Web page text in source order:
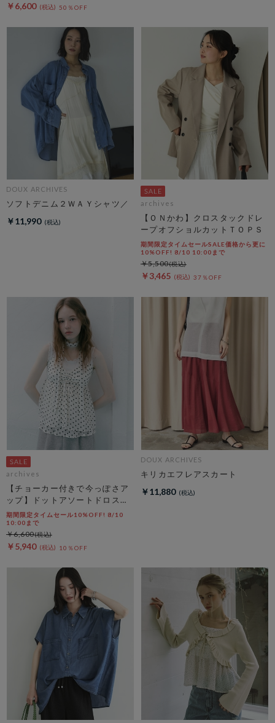
￥6,600 50％OFF
DOUX ARCHIVES
ソフトデニム２ＷＡＹシャツ／
￥11,990
archives
【ＯＮかわ】クロスタックドレ
ープオフショルカットＴＯＰＳ
期間限定タイムセールSALE価格から更に
10%OFF! 8/10 10:00まで
￥3,465 37％OFF
￥5,500
archives
【チョーカー付きで今っぽさア
ップ】ドットアソートドロスト
キャミチュニック
期間限定タイムセール10%OFF! 8/10
10:00まで
￥5,940 10％OFF
￥6,600
DOUX ARCHIVES
キリカエフレアスカート
￥11,880